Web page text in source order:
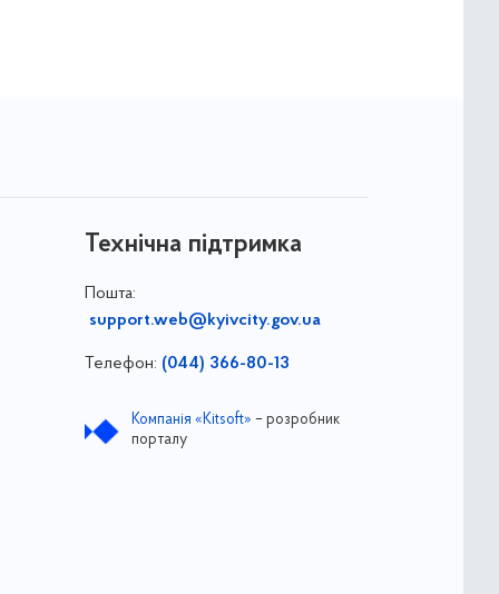
Технічна підтримка
Пошта:
support.web@kyivcity.gov.ua
Телефон: (044) 366-80-13
Компанія «Kitsoft» – розробник
порталу